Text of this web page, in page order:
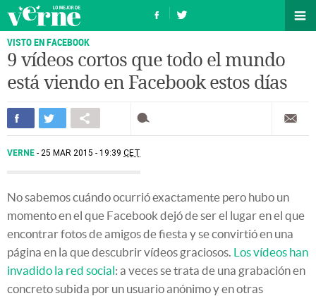
VISTO EN FACEBOOK
9 vídeos cortos que todo el mundo
está viendo en Facebook estos días
VERNE 25 MAR 2015 - 19:39 CET
No sabemos cuándo ocurrió exactamente pero hubo un
momento en el que Facebook dejó de ser el lugar en el que
encontrar fotos de amigos de fiesta y se convirtió en una
página en la que descubrir vídeos graciosos. Los vídeos han
invadido la red social: a veces se trata de una grabación en
concreto subida por un usuario anónimo y en otras